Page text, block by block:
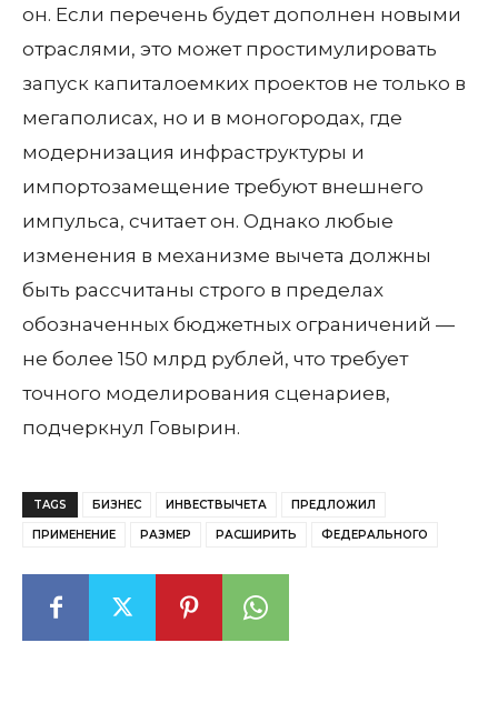
он. Если перечень будет дополнен новыми
отраслями, это может простимулировать
запуск капиталоемких проектов не только в
мегаполисах, но и в моногородах, где
модернизация инфраструктуры и
импортозамещение требуют внешнего
импульса, считает он. Однако любые
изменения в механизме вычета должны
быть рассчитаны строго в пределах
обозначенных бюджетных ограничений —
не более 150 млрд рублей, что требует
точного моделирования сценариев,
подчеркнул Говырин.
TAGS БИЗНЕС ИНВЕСТВЫЧЕТА ПРЕДЛОЖИЛ
ПРИМЕНЕНИЕ РАЗМЕР РАСШИРИТЬ ФЕДЕРАЛЬНОГО